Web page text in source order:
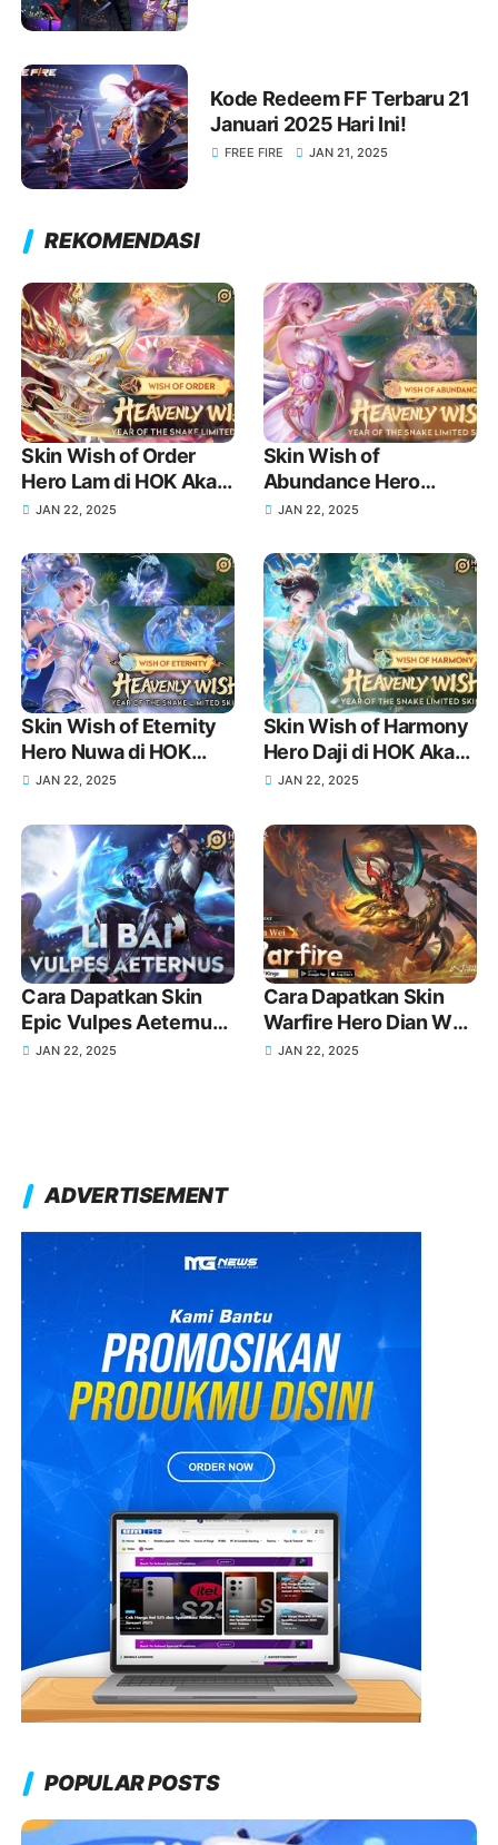
Kode Redeem FF Terbaru 21
Januari 2025 Hari Ini!
FREE FIRE JAN 21, 2025
REKOMENDASI
Skin Wish of Order
Hero Lam di HOK Akan
Rilis Tanggal dan
JAN 22, 2025
Skin Wish of
Abundance Hero
Consort Yu di HOK
Detail Lengkap!
JAN 22, 2025
Skin Wish of Eternity
Hero Nuwa di HOK
Akan Rilis Tanggal dan
JAN 22, 2025
Skin Wish of Harmony
Hero Daji di HOK Akan
Rilis Tanggal dan
JAN 22, 2025
Cara Dapatkan Skin
Epic Vulpes Aeternus
Hero Li Bai di Honor of
JAN 22, 2025
Cara Dapatkan Skin
Warfire Hero Dian Wei
di Honor of Kings
JAN 22, 2025
ADVERTISEMENT
POPULAR POSTS